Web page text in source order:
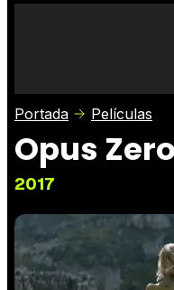
Críticas
Portada Películas
Opus Zero
2017